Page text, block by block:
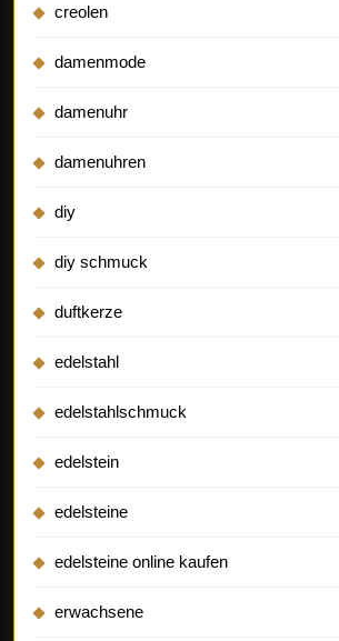
creolen
damenmode
damenuhr
damenuhren
diy
diy schmuck
duftkerze
edelstahl
edelstahlschmuck
edelstein
edelsteine
edelsteine online kaufen
erwachsene